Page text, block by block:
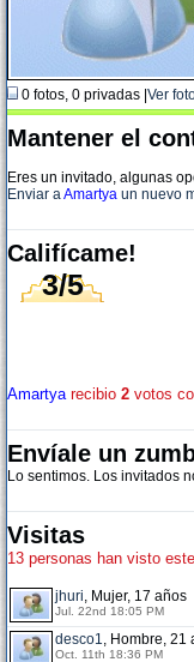
0 fotos, 0 privadas | Ver
Mantener el
Eres un invitado, algunas
Enviar aAmartya un nuevo
Califícame!
3/5
Amartyarecibio 2 votos
Envíale un
Lo sentimos. Los invitados
Visitas
13 personas han visto
jhuri, Mujer, 17 años
Jul. 22nd 18:05 PM
desco1, Hombre, 21
Oct. 11th 18:36 PM